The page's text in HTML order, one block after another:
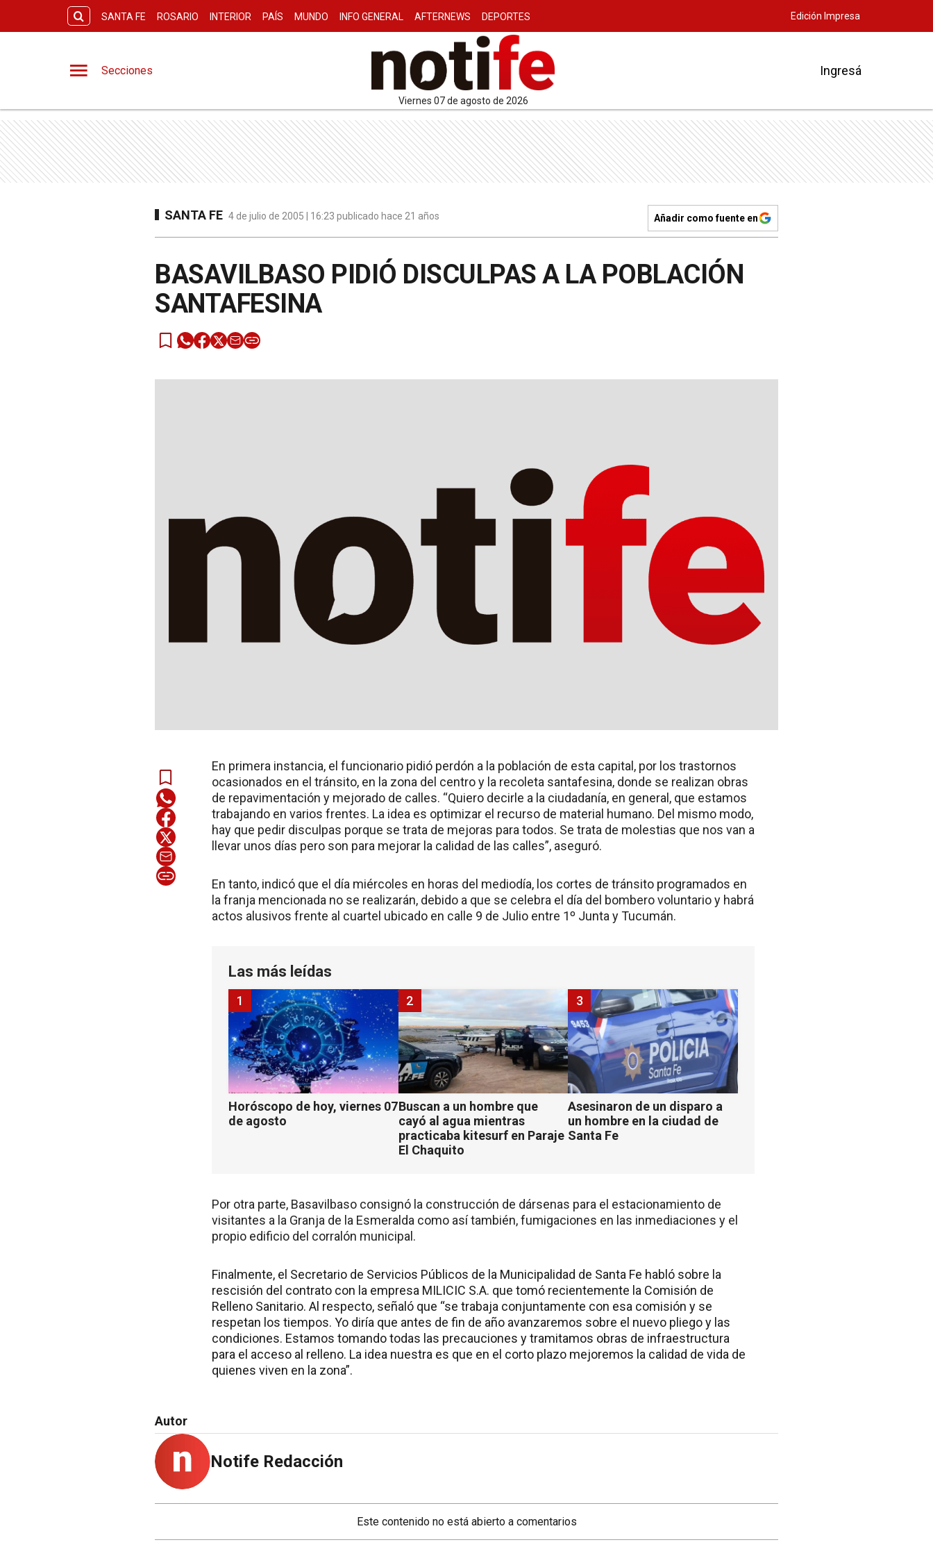
SANTA FE ROSARIO INTERIOR PAÍS MUNDO INFO GENERAL AFTERNEWS DEPORTES Edición Impresa
Secciones
viernes 07 de agosto de 2026
Ingresá
SANTA FE 4 de julio de 2005 | 16:23 publicado hace 21 años Añadir como fuente en
BASAVILBASO PIDIÓ DISCULPAS A LA POBLACIÓN
SANTAFESINA
En primera instancia, el funcionario pidió perdón a la población de esta capital, por los trastornos
ocasionados en el tránsito, en la zona del centro y la recoleta santafesina, donde se realizan obras
de repavimentación y mejorado de calles. “Quiero decirle a la ciudadanía, en general, que estamos
trabajando en varios frentes. La idea es optimizar el recurso de material humano. Del mismo modo,
hay que pedir disculpas porque se trata de mejoras para todos. Se trata de molestias que nos van a
llevar unos días pero son para mejorar la calidad de las calles”, aseguró.
En tanto, indicó que el día miércoles en horas del mediodía, los cortes de tránsito programados en
la franja mencionada no se realizarán, debido a que se celebra el día del bombero voluntario y habrá
actos alusivos frente al cuartel ubicado en calle 9 de Julio entre 1º Junta y Tucumán.
Las más leídas
Horóscopo de hoy, viernes 07
de agosto
1
Buscan a un hombre que
cayó al agua mientras
practicaba kitesurf en Paraje
El Chaquito
2
Asesinaron de un disparo a
un hombre en la ciudad de
Santa Fe
3
Por otra parte, Basavilbaso consignó la construcción de dársenas para el estacionamiento de
visitantes a la Granja de la Esmeralda como así también, fumigaciones en las inmediaciones y el
propio edificio del corralón municipal.
Finalmente, el Secretario de Servicios Públicos de la Municipalidad de Santa Fe habló sobre la
rescisión del contrato con la empresa MILICIC S.A. que tomó recientemente la Comisión de
Relleno Sanitario. Al respecto, señaló que “se trabaja conjuntamente con esa comisión y se
respetan los tiempos. Yo diría que antes de fin de año avanzaremos sobre el nuevo pliego y las
condiciones. Estamos tomando todas las precauciones y tramitamos obras de infraestructura
para el acceso al relleno. La idea nuestra es que en el corto plazo mejoremos la calidad de vida de
quienes viven en la zona”.
Autor
Notife Redacción
Este contenido no está abierto a comentarios